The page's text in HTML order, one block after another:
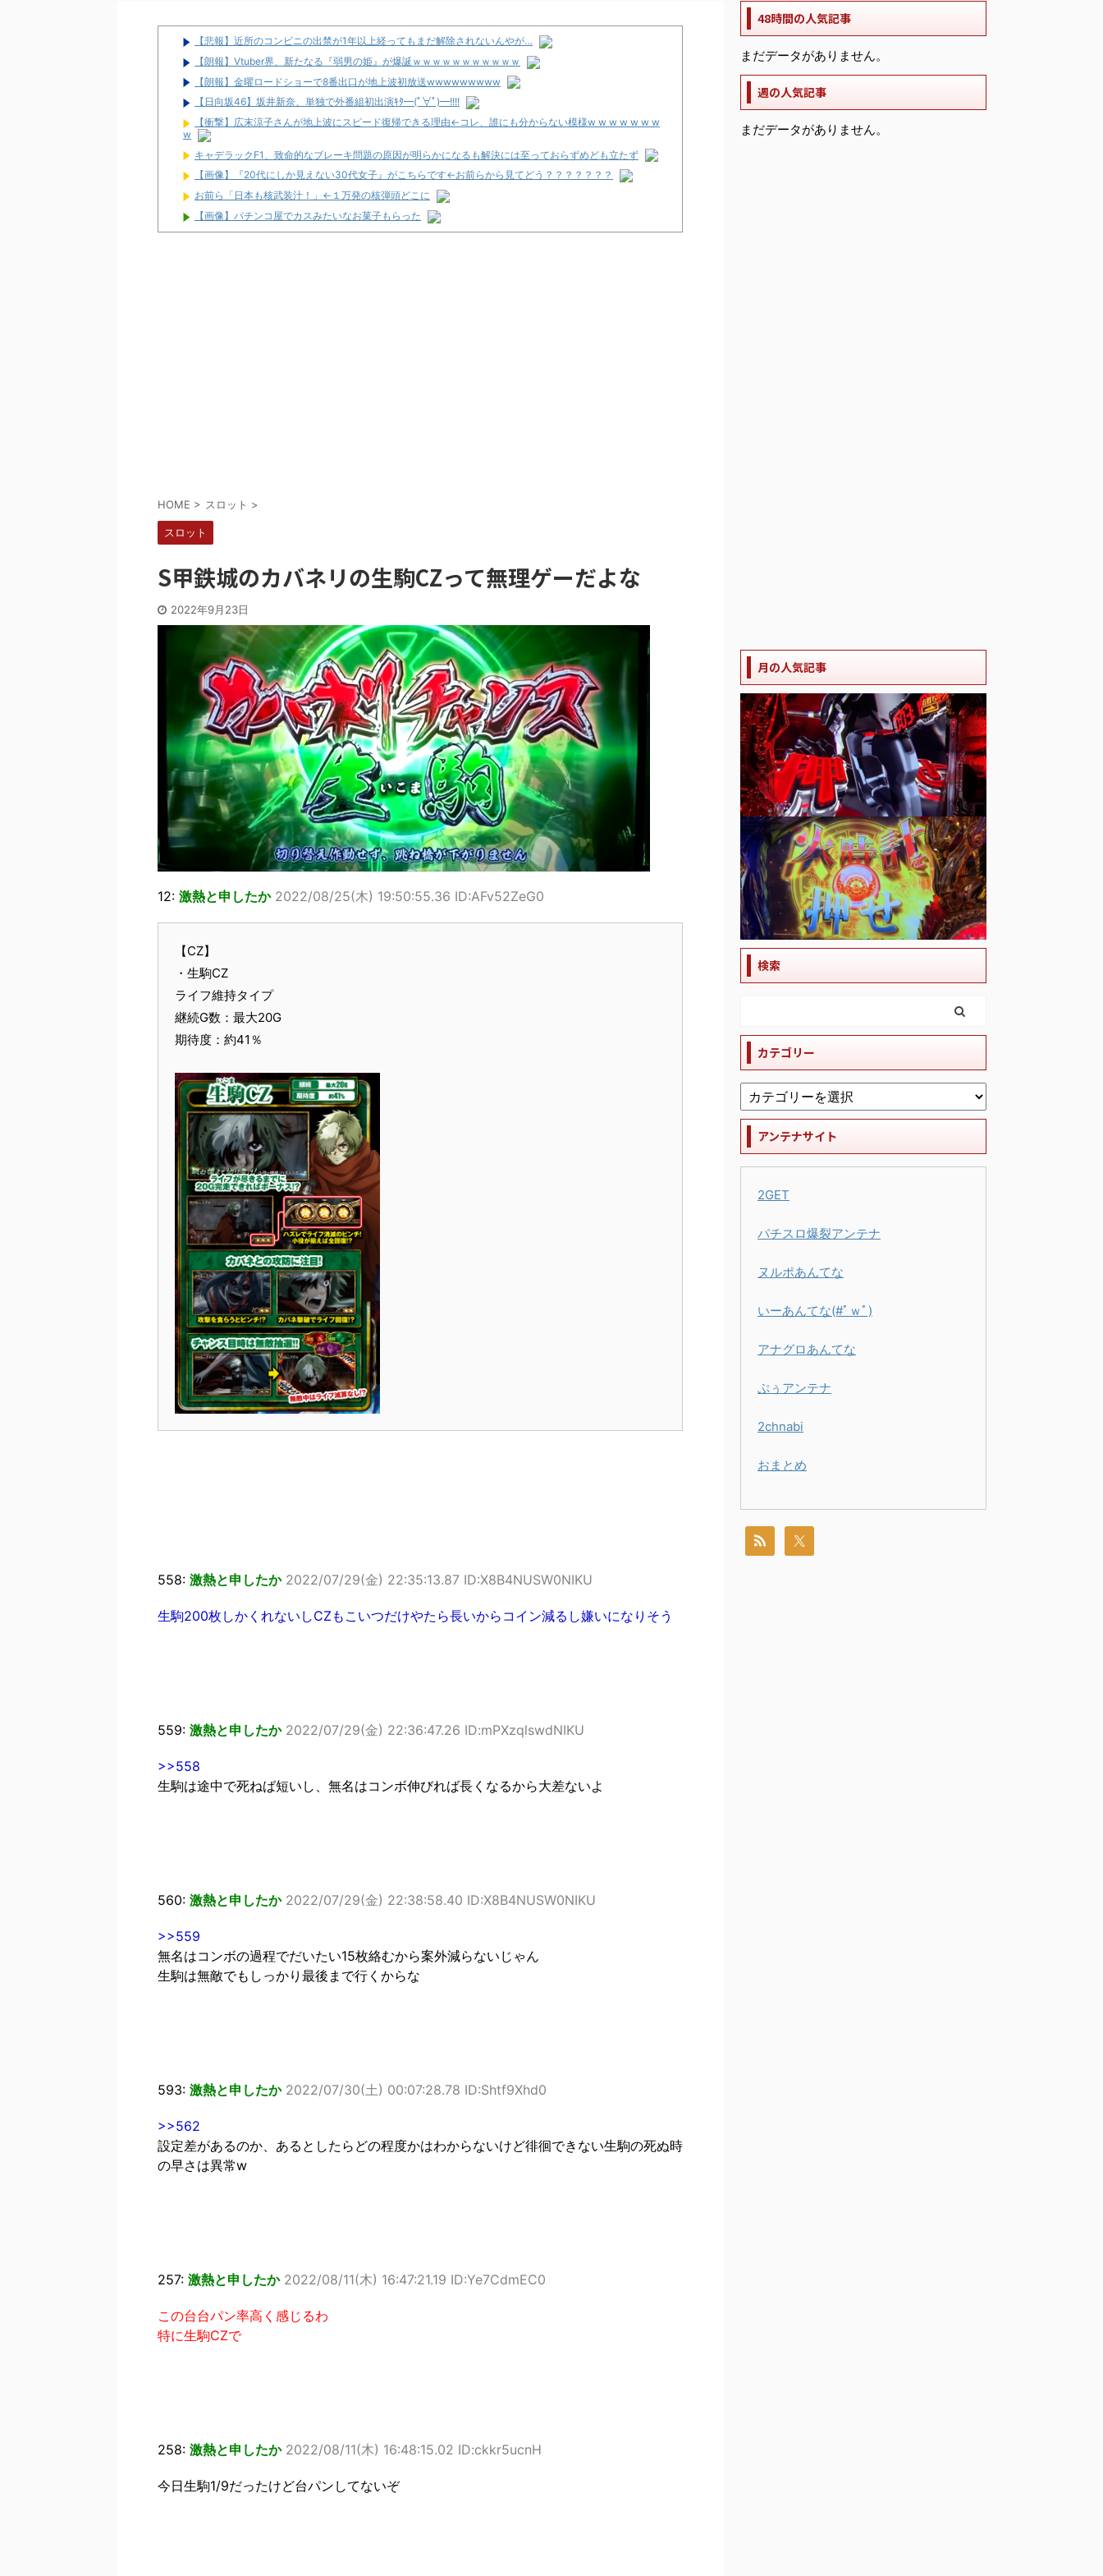
【悲報】近所のコンビニの出禁が1年以上経ってもまだ解除されないんやが…
【朗報】Vtuber界、新たなる『弱男の姫』が爆誕ｗｗｗｗｗｗｗｗｗｗｗ
【朗報】金曜ロードショーで8番出口が地上波初放送wwwwwwwww
【日向坂46】坂井新奈、単独で外番組初出演ｷﾀ━(ﾟ∀ﾟ)━!!!!
【衝撃】広末涼子さんが地上波にスピード復帰できる理由←コレ、誰にも分からない模様w w w w w w w
w
キャデラックF1、致命的なブレーキ問題の原因が明らかになるも解決には至っておらずめども立たず
【画像】『20代にしか見えない30代女子』がこちらです←お前らから見てどう？？？？？？？
お前ら「日本も核武装汁！」←１万発の核弾頭どこに
【画像】パチンコ屋でカスみたいなお菓子もらった
【新台】平和「L転生王女と天才令嬢の魔法革命」公式の機種情報が公開！Wヒロインでボーナスループ革
HOME > スロット >
スロット
S甲鉄城のカバネリの生駒CZって無理ゲーだよな
2022年9月23日
12: 激熱と申したか 2022/08/25(木) 19:50:55.36 ID:AFv52ZeG0
【CZ】
・生駒CZ
ライフ維持タイプ
継続G数：最大20G
期待度：約41％
558: 激熱と申したか 2022/07/29(金) 22:35:13.87 ID:X8B4NUSW0NIKU
生駒200枚しかくれないしCZもこいつだけやたら長いからコイン減るし嫌いになりそう
559: 激熱と申したか 2022/07/29(金) 22:36:47.26 ID:mPXzqlswdNIKU
>>558
生駒は途中で死ねば短いし、無名はコンボ伸びれば長くなるから大差ないよ
560: 激熱と申したか 2022/07/29(金) 22:38:58.40 ID:X8B4NUSW0NIKU
>>559
無名はコンボの過程でだいたい15枚絡むから案外減らないじゃん
生駒は無敵でもしっかり最後まで行くからな
593: 激熱と申したか 2022/07/30(土) 00:07:28.78 ID:Shtf9Xhd0
>>562
設定差があるのか、あるとしたらどの程度かはわからないけど徘徊できない生駒の死ぬ時
の早さは異常w
257: 激熱と申したか 2022/08/11(木) 16:47:21.19 ID:Ye7CdmEC0
この台台パン率高く感じるわ
特に生駒CZで
258: 激熱と申したか 2022/08/11(木) 16:48:15.02 ID:ckkr5ucnH
今日生駒1/9だったけど台パンしてないぞ
48時間の人気記事
まだデータがありません。
週の人気記事
まだデータがありません。
月の人気記事
検索
カテゴリー
アンテナサイト
2GET
パチスロ爆裂アンテナ
ヌルポあんてな
いーあんてな(#ﾟｗﾟ)
アナグロあんてな
ぷぅアンテナ
2chnabi
おまとめ